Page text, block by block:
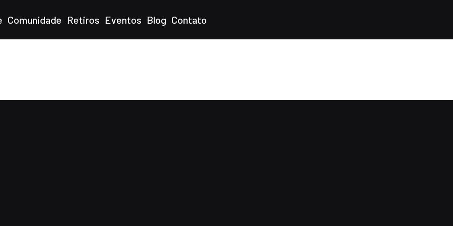
Comunidade Retiros Eventos Blog Contato